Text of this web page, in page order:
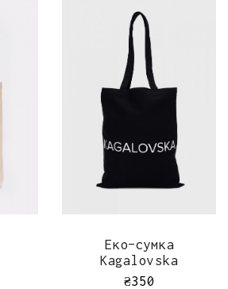
Еко-сумка
Kagalovska
₴350